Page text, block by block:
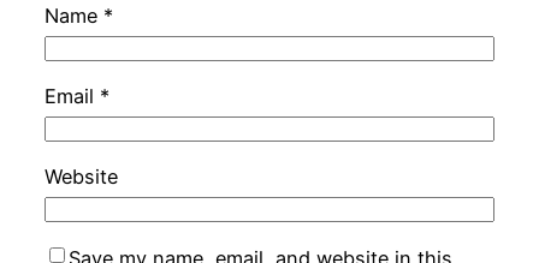
Name *
Email *
Website
Save my name, email, and website in this